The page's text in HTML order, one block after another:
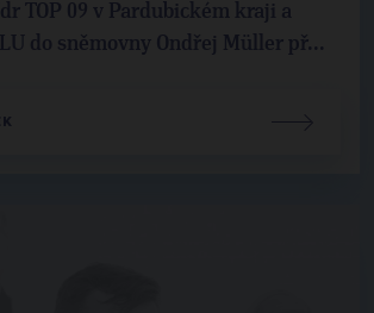
TOP 09 v Pardubickém kraji a
do sněmovny Ondřej Müller př...